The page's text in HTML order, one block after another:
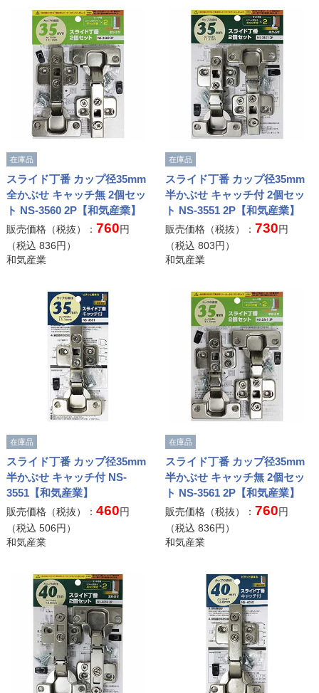
在庫品
スライド丁番 カップ径35mm
全かぶせ キャッチ無 2個セッ
ト NS-3560 2P【和気産業】
販売価格（税抜）： 760円
（税込 836円）
和気産業
在庫品
スライド丁番 カップ径35mm
半かぶせ キャッチ付 2個セッ
ト NS-3551 2P【和気産業】
販売価格（税抜）： 730円
（税込803円）
和気産業
在庫品
スライド丁番 カップ径35mm
半かぶせ キャッチ付 NS-
3551【和気産業】
販売価格（税抜）： 460円
（税込 506円）
和気産業
在庫品
スライド丁番 カップ径35mm
半かぶせ キャッチ無 2個セッ
ト NS-3561 2P【和気産業】
販売価格（税抜）： 760円
（税込836円）
和気産業